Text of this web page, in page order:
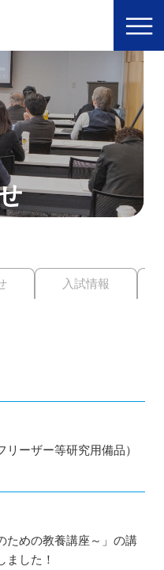
入試情報
ーザー等研究用備品）
ための教養講座～」の講
ました！